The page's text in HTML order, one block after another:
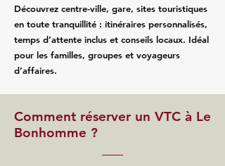
Découvrez centre-ville, gare, sites touristiques
en toute tranquillité : itinéraires personnalisés,
temps d’attente inclus et conseils locaux. Idéal
pour les familles, groupes et voyageurs
d’affaires.
Comment réserver un VTC à Le
Bonhomme ?